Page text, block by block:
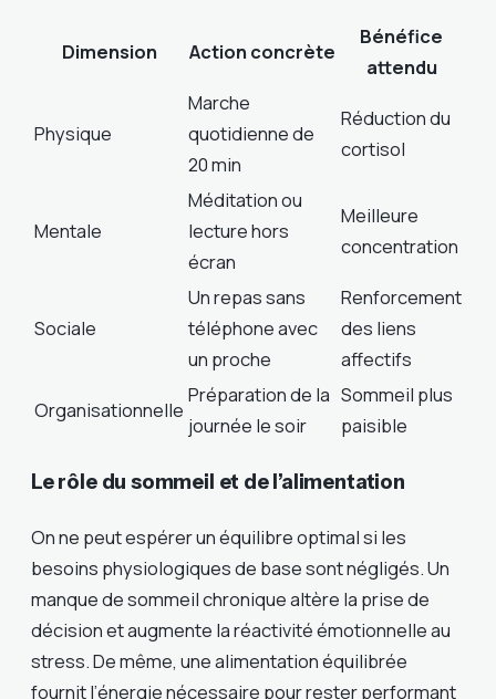
Dimension Action concrète
Bénéfice
attendu
Physique
Marche
quotidienne de
20 min
Réduction du
cortisol
Mentale
Méditation ou
lecture hors
écran
Meilleure
concentration
Sociale
Un repas sans
téléphone avec
un proche
Renforcement
des liens
affectifs
Organisationnelle
Préparation de la
journée le soir
Sommeil plus
paisible
Le rôle du sommeil et de l’alimentation
On ne peut espérer un équilibre optimal si les
besoins physiologiques de base sont négligés. Un
manque de sommeil chronique altère la prise de
décision et augmente la réactivité émotionnelle au
stress. De même, une alimentation équilibrée
fournit l’énergie nécessaire pour rester performant